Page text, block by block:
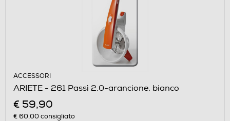
ACCESSORI
ARIETE - 261 Passì 2.0-arancione, bianco
€ 59,90
€ 60,00consigliato